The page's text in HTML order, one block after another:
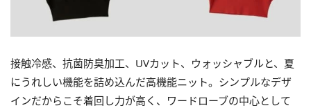
接触冷感、抗菌防臭加工、UVカット、ウォッシャブルと、夏
にうれしい機能を詰め込んだ高機能ニット。シンプルなデザ
インだからこそ着回し力が高く、ワードローブの中心として